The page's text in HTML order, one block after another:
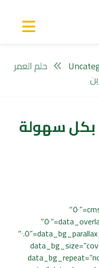
حلم العمر
بكل سهولة
[cmsms_row data_padding_bottom=”٥٠″
data_padding_top=”٠″ data_overlay_opacity=”٥٠″
data_color_overlay=”#٠٠٠٠٠٠″ data_bg_parallax_ratio=”٠.٥″